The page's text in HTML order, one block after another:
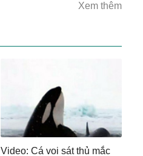
Xem thêm
Video: Cá voi sát thủ mắc